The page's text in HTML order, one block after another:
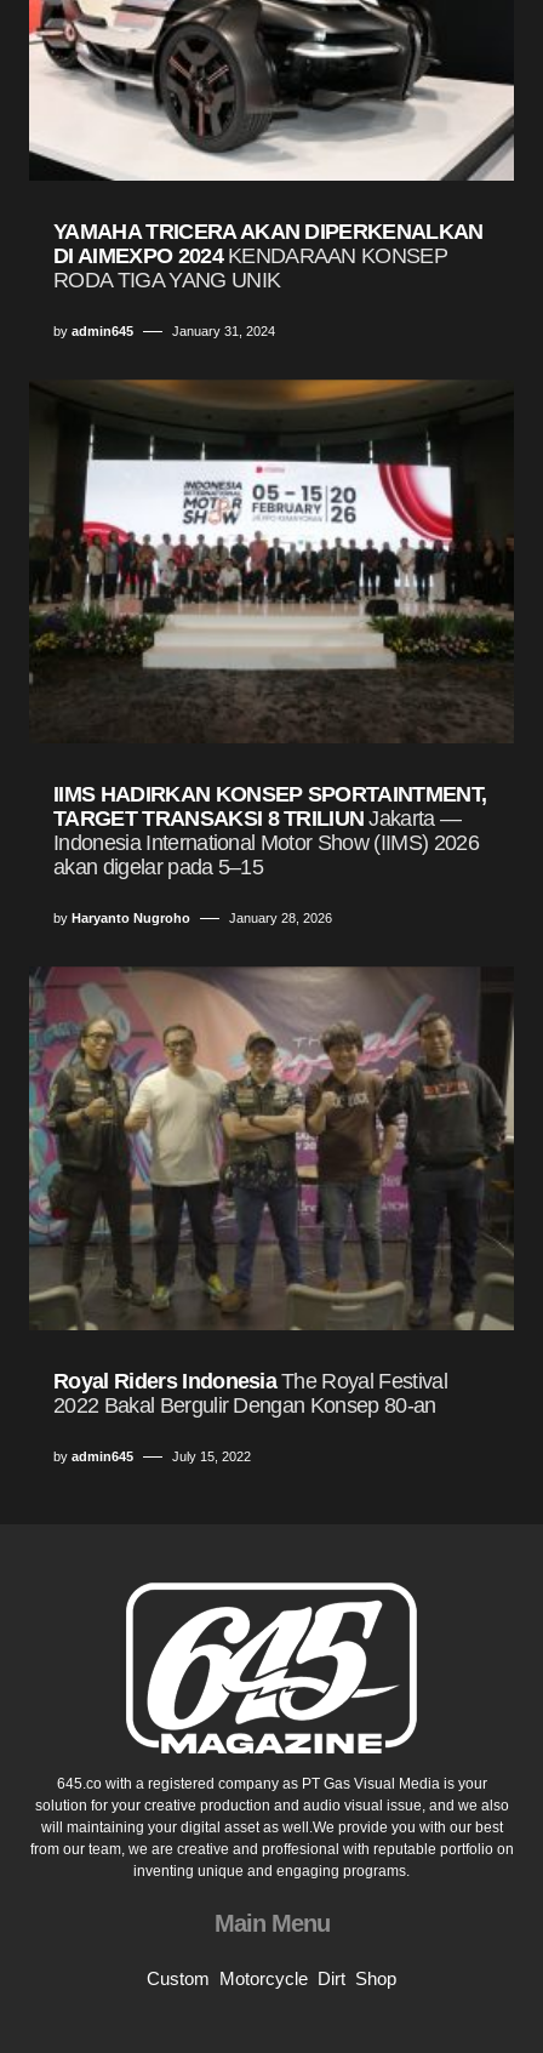
YAMAHA TRICERA AKAN DIPERKENALKAN
DI AIMEXPO 2024 KENDARAAN KONSEP
RODA TIGA YANG UNIK
by admin645 January 31, 2024
IIMS HADIRKAN KONSEP SPORTAINTMENT,
TARGET TRANSAKSI 8 TRILIUN Jakarta —
Indonesia International Motor Show (IIMS) 2026
akan digelar pada 5–15
by Haryanto Nugroho January 28, 2026
Royal Riders Indonesia The Royal Festival
2022 Bakal Bergulir Dengan Konsep 80-an
by admin645 July 15, 2022
645.co with a registered company as PT Gas Visual Media is your
solution for your creative production and audio visual issue, and we also
will maintaining your digital asset as well.We provide you with our best
from our team, we are creative and proffesional with reputable portfolio on
inventing unique and engaging programs.
Main Menu
Custom Motorcycle Dirt Shop